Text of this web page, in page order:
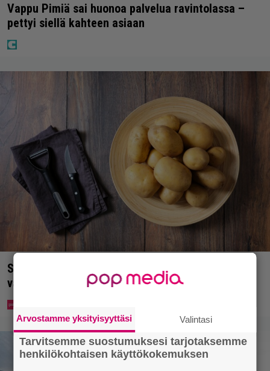
Vappu Pimiä sai huonoa palvelua ravintolassa –
pettyi siellä kahteen asiaan
Syötkö perunoita näin? Tutkijat löysivät yhteyden
vakavaan kansansairauteen
Arvostamme yksityisyyttäsi Valintasi
Tarvitsemme suostumuksesi tarjotaksemme
henkilökohtaisen käyttökokemuksen